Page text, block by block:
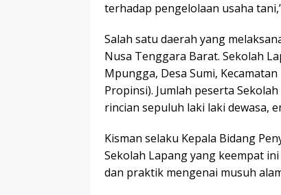
terhadap pengelolaan usaha
Salah satu daerah yang
Nusa Tenggara Barat. Sekolah
Mpungga, Desa Sumi,
Propinsi). Jumlah peserta
rincian sepuluh laki laki dewasa,
Kisman selaku Kepala Bidang
Sekolah Lapang yang keempat
dan praktik mengenai musuh